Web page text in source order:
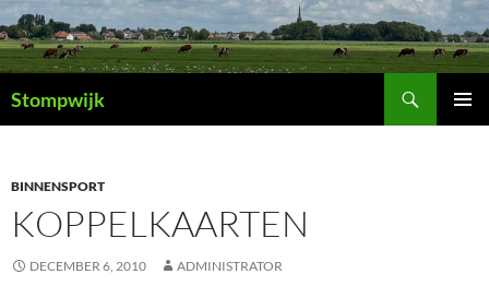
Ga
naar
de
inhoud
Stompwijk
BINNENSPORT
KOPPELKAARTEN
DECEMBER 6, 2010 ADMINISTRATOR